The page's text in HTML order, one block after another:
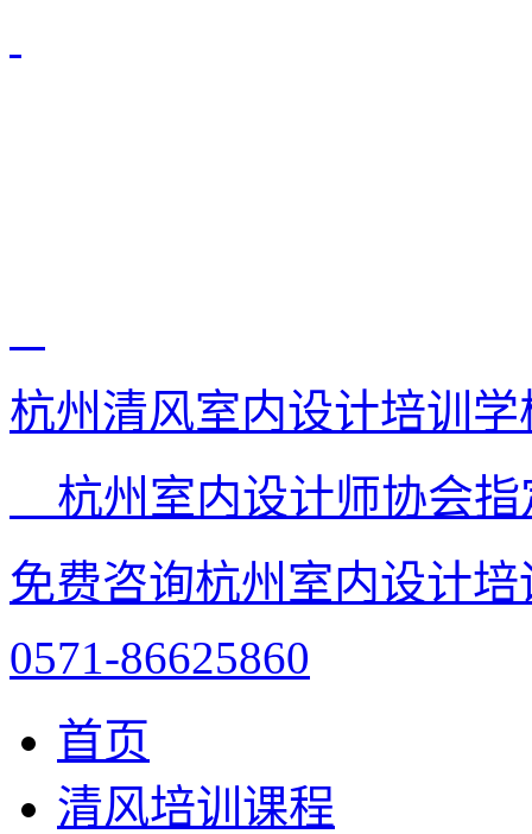
杭州清风室内设计培训学
杭州室内设计师协会
免费咨询杭州室内设计
0571-86625860
首页
清风培训课程